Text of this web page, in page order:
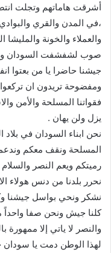
اأشرقت هاماتهم وتجلت
،في المدن والقري
والعملاء والخونة
صوب لشفشفت السودان
جيشنا حاضرا يا من بعتوا
ومفضوحة تريدون ان
فقواتنا المسلحة والأمن
يزل ولن يهان .
نحن ابناء السودان في
المسلحة ونقف معكم
رميتكم ويعم النصر
نحرر بلدنا من دنس هولاء
نشكر ونحي بواسل جيشنا
كلنا جيش ونحن صفا واحداً
والنصر لا ياتي إلا ممهورة
لهذا الوطن دمت يا سودان